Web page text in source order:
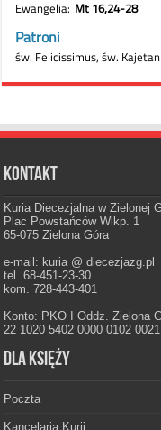
Kontakt
Kuria Diecezjalna w Zielonej
Plac Powstańców Wlkp. 1
65-075 Zielona Góra
e-mail: kuria @ diecezjazg.pl
tel. 68-451-23-30
kom. 728-443-401
Konto: PKO I Oddz. Zielona
22 1020 5402 0000 0102
Dla księży
Poczta
Kancelaria Kurii